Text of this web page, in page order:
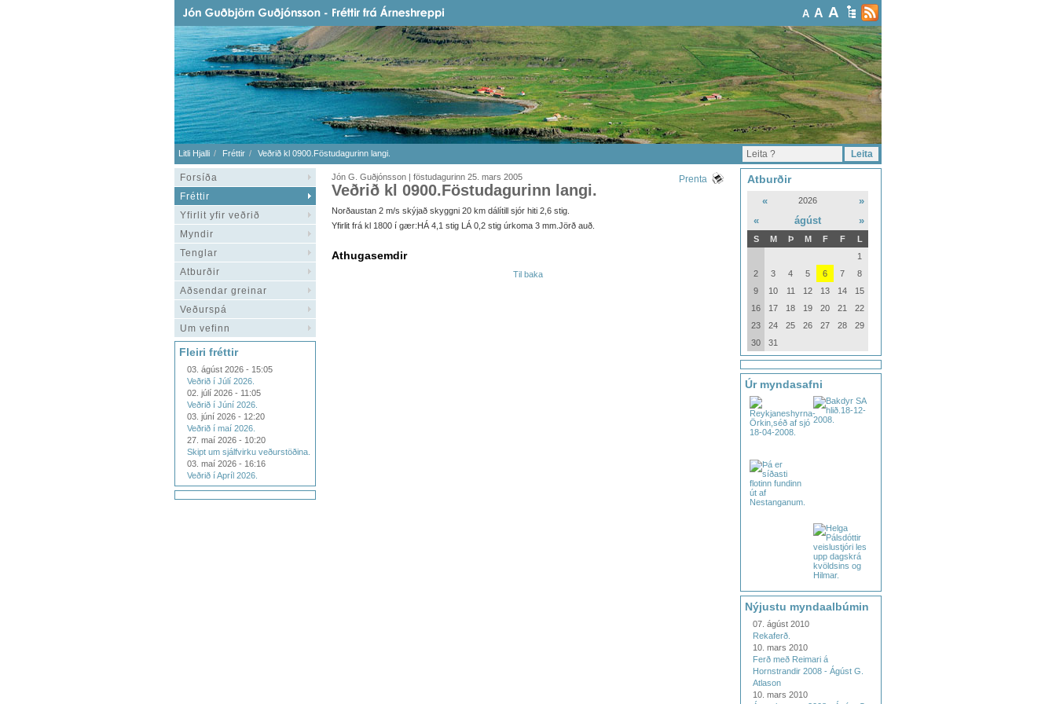
A A A
Litli Hjalli Fréttir Veðrið kl 0900.Föstudagurinn langi.
Forsíða
Fréttir
Yfirlit yfir veðrið
Myndir
Tenglar
Atburðir
Aðsendar greinar
Veðurspá
Um vefinn
Fleiri fréttir
03. ágúst 2026 - 15:05
Veðrið í Júlí 2026.
02. júlí 2026 - 11:05
Veðrið í Júní 2026.
03. júní 2026 - 12:20
Veðrið í maí 2026.
27. maí 2026 - 10:20
Skipt um sjálfvirku veðurstöðina.
03. maí 2026 - 16:16
Veðrið í Apríl 2026.
Jón G. Guðjónsson | föstudagurinn 25. mars 2005 Prenta
Veðrið kl 0900.Föstudagurinn langi.
Norðaustan 2 m/s skýjað skyggni 20 km dálítill sjór hiti 2,6 stig.
Yfirlit frá kl 1800 í gær:HÁ 4,1 stig LÁ 0,2 stig úrkoma 3 mm.Jörð auð.
Athugasemdir
Til baka
Atburðir
« 2026
»
«
ágúst »
S M Þ M F F
L
1
2
3 4 5 6 7
8
9
10 11 12 13 14
15
16
17 18 19 20 21
22
23
24 25 26 27 28
29
30
31
Úr myndasafni
Nýjustu myndaalbúmin
07. ágúst 2010
Rekaferð.
10. mars 2010
Ferð með Reimari á
Hornstrandir 2008 - Ágúst G.
Atlason
10. mars 2010